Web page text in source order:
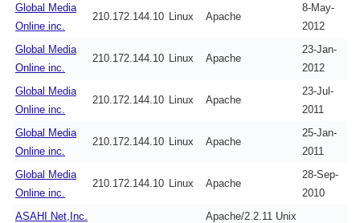
Global Media
Online inc.
210.172.144.10 Linux Apache
8-May-
2012
Global Media
Online inc.
210.172.144.10 Linux Apache
23-Jan-
2012
Global Media
Online inc.
210.172.144.10 Linux Apache
23-Jul-
2011
Global Media
Online inc.
210.172.144.10 Linux Apache
25-Jan-
2011
Global Media
Online inc.
210.172.144.10 Linux Apache
28-Sep-
2010
ASAHI Net,Inc.
Apache/2.2.11 Unix